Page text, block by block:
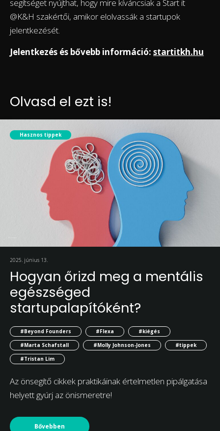
segítséget nyújthat, hogy mire kíváncsiak a Start it
@K&H szakértői, amikor elolvassák a startupok
jelentkezését.
Jelentkezés és bővebb információ: startitkh.hu
Olvasd el ezt is!
Hasznos tippek
2025. június 13.
Hogyan őrizd meg a mentális
egészséged
startupalapítóként?
#Beyond Founders #Flexa
#kiégés
#Marta Schafstall
#Molly Johnson-Jones
#tippek
#Tristan Lim
Az önsegítő cikkek praktikáinak értelmetlen pipálgatása
helyett gyúrj az önismeretre!
Bővebben